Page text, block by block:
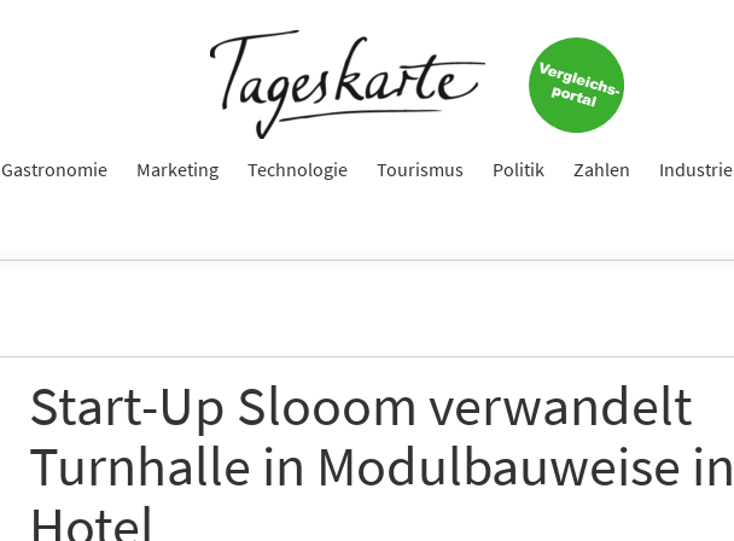
Gastronomie Marketing Technologie Tourismus Politik Zahlen Industrie
Start-Up Slooom verwandelt
Turnhalle in Modulbauweise in
Hotel
Keine Nachricht mehr verpassen!
Jetzt zum Tageskarte-Newsletter anmelden.
E-Mail*
Branche